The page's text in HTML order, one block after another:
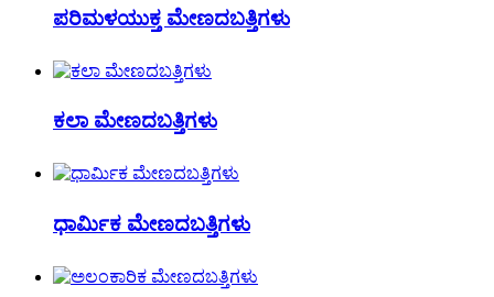
ಪರಿಮಳಯುಕ್ತ ಮೇಣದಬತ್ತಿಗಳು
ಕಲಾ ಮೇಣದಬತ್ತಿಗಳು
ಧಾರ್ಮಿಕ ಮೇಣದಬತ್ತಿಗಳು